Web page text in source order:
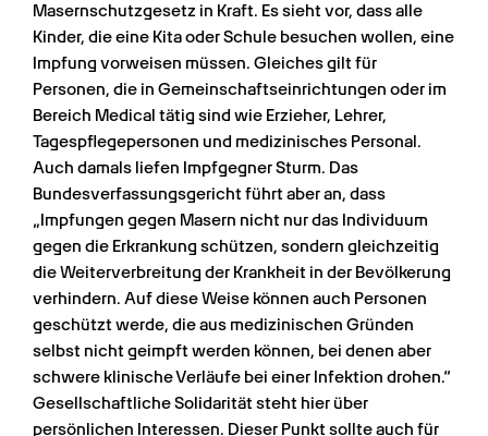
Masernschutzgesetz in Kraft. Es sieht vor, dass alle
Kinder, die eine Kita oder Schule besuchen wollen, eine
Impfung vorweisen müssen. Gleiches gilt für
Personen, die in Gemeinschaftseinrichtungen oder im
Bereich Medical tätig sind wie Erzieher, Lehrer,
Tagespflegepersonen und medizinisches Personal.
Auch damals liefen Impfgegner Sturm. Das
Bundesverfassungsgericht führt aber an, dass
„Impfungen gegen Masern nicht nur das Individuum
gegen die Erkrankung schützen, sondern gleichzeitig
die Weiterverbreitung der Krankheit in der Bevölkerung
verhindern. Auf diese Weise können auch Personen
geschützt werde, die aus medizinischen Gründen
selbst nicht geimpft werden können, bei denen aber
schwere klinische Verläufe bei einer Infektion drohen.“
Gesellschaftliche Solidarität steht hier über
persönlichen Interessen. Dieser Punkt sollte auch für